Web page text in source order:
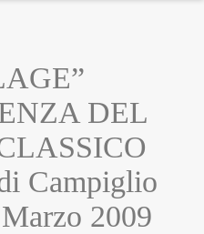
DEL
Campiglio
2009